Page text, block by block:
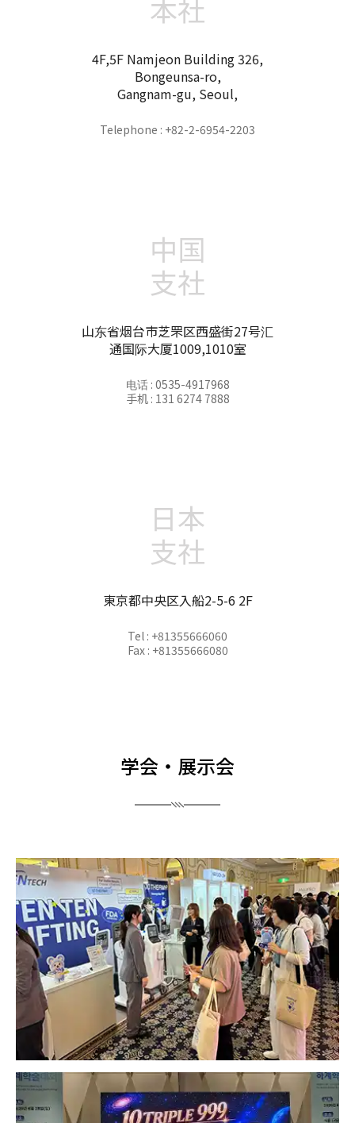
本社
4F,5F Namjeon Building 326,
Bongeunsa-ro,
Gangnam-gu, Seoul,
Telephone : +82-2-6954-2203
中国
支社
山东省烟台市芝罘区西盛街27号汇
通国际大厦1009,1010室
电话 : 0535-4917968
手机 : 131 6274 7888
日本
支社
東京都中央区入船2-5-6 2F
Tel : +81355666060
Fax : +81355666080
学会・展示会